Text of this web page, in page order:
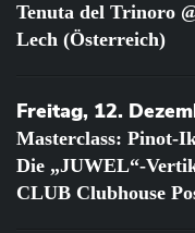
Tenuta del Trinoro
Lech (Österreich)
Freitag, 12.
Masterclass: Pinot-
Die „JUWEL“-
CLUB Clubhouse